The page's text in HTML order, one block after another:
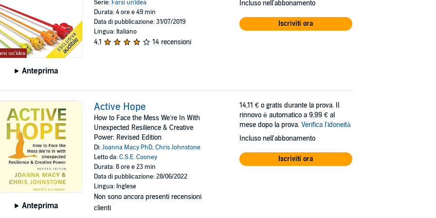
Anteprima
Serie: Farsi un'idea
Durata: 4 ore e 49 min
Data di pubblicazione: 31/07/2019
Lingua: Italiano
4,1 14 recensioni
Incluso nell'abbonamento
Iscriviti ora
Anteprima
Active Hope
How to Face the Mess We’re In With
Unexpected Resilience & Creative
Power: Revised Edition
Di:Joanna Macy PhD,Chris Johnstone
Letto da:C.S.E. Cooney
Durata: 8 ore e 23 min
Data di pubblicazione: 28/06/2022
Lingua: Inglese
Non sono ancora presenti recensioni
clienti
14,11 € o gratis durante la prova. Il
rinnovo è automatico a 9,99 € al
mese dopo la prova. Verifica l'idoneità
Incluso nell'abbonamento
Iscriviti ora